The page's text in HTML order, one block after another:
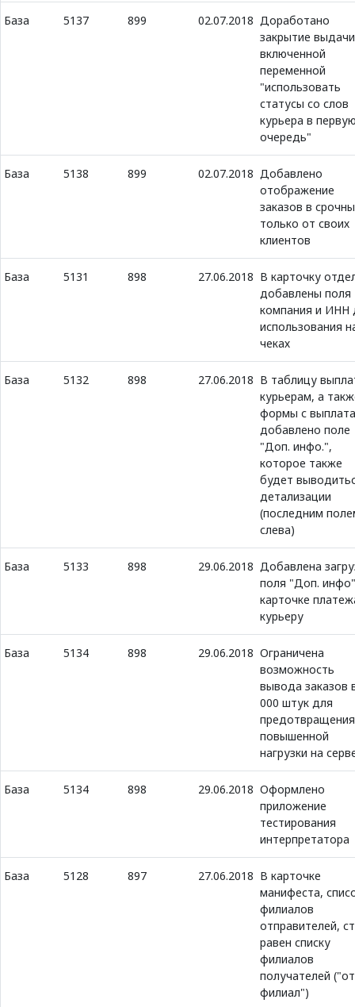
База 5137 899 02.07.2018 Доработано
закрытие
включенной
переменной
"использовать
статусы со слов
курьера в
очередь"
База 5138 899 02.07.2018 Добавлено
отображение
заказов в
только от своих
клиентов
База 5131 898 27.06.2018 В карточку
добавлены поля
компания и ИНН
использования
чеках
База 5132 898 27.06.2018 В таблицу
курьерам, а
формы с
добавлено поле
"Доп. инфо.",
которое также
будет
детализации
(последним
слева)
База 5133 898 29.06.2018 Добавлена
поля "Доп.
карточке
курьеру
База 5134 898 29.06.2018 Ограничена
возможность
вывода заказов
000 штук для
предотвращения
повышенной
нагрузки на
База 5134 898 29.06.2018 Оформлено
приложение
тестирования
интерпретатора
База 5128 897 27.06.2018 В карточке
манифеста,
филиалов
отправителей,
равен списку
филиалов
получателей
филиал")